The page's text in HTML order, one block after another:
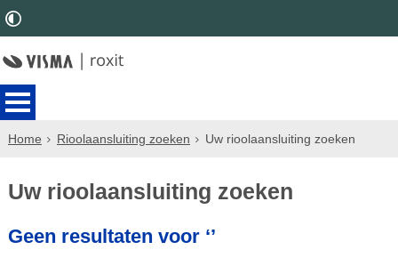
Home Rioolaansluiting zoeken Uw rioolaansluiting zoeken
Uw rioolaansluiting zoeken
Geen resultaten voor ‘’